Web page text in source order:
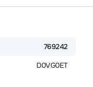
769242
D0VG0ET